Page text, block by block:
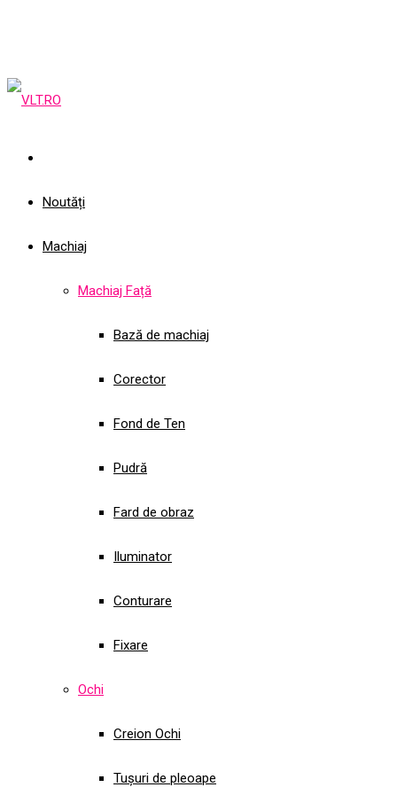
Noutăți
Machiaj
Machiaj Față
Bază de machiaj
Corector
Fond de Ten
Pudră
Fard de obraz
Iluminator
Conturare
Fixare
Ochi
Creion Ochi
Tușuri de pleoape